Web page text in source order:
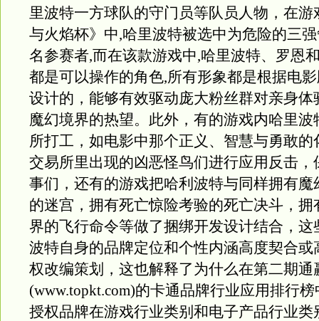
里波特一方球队的守门员等队员人物，在游
与火焰杯》中,哈里波特被选中为危险的三
名参赛者,而在该款游戏中,哈里波特、罗恩
都是可以操作的角色,所有形象都是根据电
设计的，能够有效驱动庞大粉丝群对亲身体
魔幻境界的热望。此外，有的游戏内哈里波
所打工，如电影中那个正义、智慧与勇敢的
交易所里出现的凶恶怪鸟们进行应用反击，
事们，还有的游戏把哈利波特与同样拥有魔
的迷宫，拥有死亡惊险考验的死亡决斗，拥
界的飞行命令等做了捆绑开发设计结合，这
波特自身的品牌定位和个性内涵高度契合或
权改编策划，这也解释了为什么在第二期通
(www.topkt.com)的卡通品牌行业应用排行
授权品牌在游戏行业类别和电子产品行业类